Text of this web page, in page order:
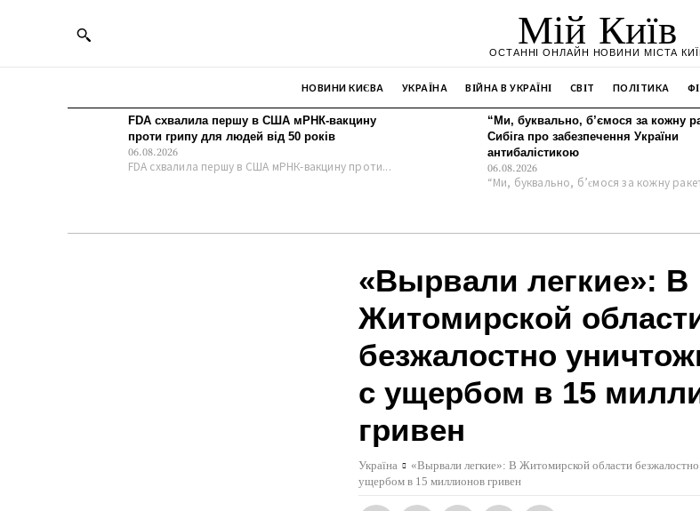
Мій Київ
ОСТАННІ ОНЛАЙН НОВИНИ МІСТА
НОВИНИ КИЄВА УКРАЇНА ВІЙНА В УКРАЇНІ СВІТ ПОЛІТИКА
FDA схвалила першу в США мРНК-вакцину
проти грипу для людей від 50 років
06.08.2026
FDA схвалила першу в США мРНК-вакцину проти...
“Ми, буквально, б’ємося за кожну
Сибіга про забезпечення України
антибалістикою
06.08.2026
“Ми, буквально, б’ємося за кожну
«Вырвали легкие»: В
Житомирской
безжалостно
с ущербом в 15
гривен
Україна
«Вырвали легкие»: В Житомирской области
ущербом в 15 миллионов гривен